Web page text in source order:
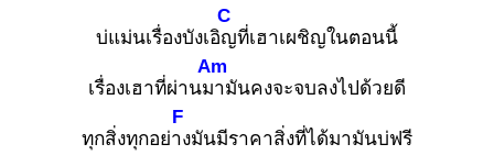
บ่แม่นเรื่องบังเอิญ
C
ที่เฮาเผชิญในตอนนี้
เรื่องเฮาที่ผ่านมา
Am
มันคงจะจบลงไปด้วยดี
ทุกสิ่งทุกอย่าง
F
มันมีราคาสิ่งที่ได้มามันบ่ฟรี